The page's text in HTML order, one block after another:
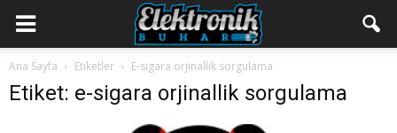
Ana Sayfa Etiketler E-sigara orjinallik sorgulama
Etiket: e-sigara orjinallik sorgulama